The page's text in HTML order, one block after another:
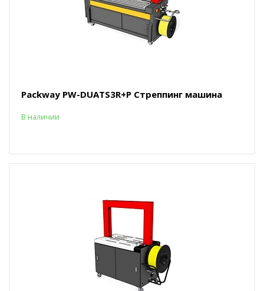
Packway PW-DUATS3R+P Стреппинг машина
В наличии